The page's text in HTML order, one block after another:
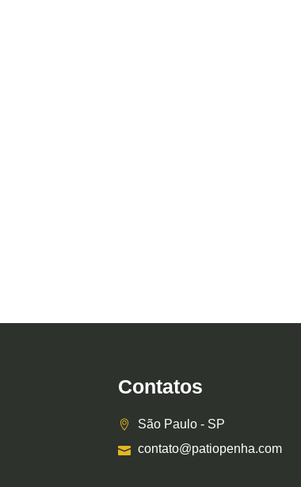
Contatos
São Paulo - SP
contato@patiopenha.com